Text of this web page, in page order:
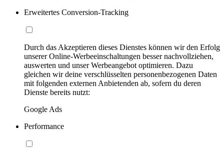
Erweitertes Conversion-Tracking
Durch das Akzeptieren dieses Dienstes können wir den Erfolg
unserer Online-Werbeeinschaltungen besser nachvollziehen,
auswerten und unser Werbeangebot optimieren. Dazu
gleichen wir deine verschlüsselten personenbezogenen Daten
mit folgenden externen Anbietenden ab, sofern du deren
Dienste bereits nutzt:
Google Ads
Performance